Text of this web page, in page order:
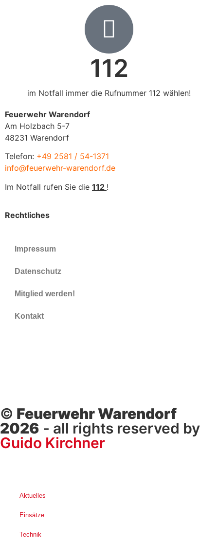
112
im Notfall immer die Rufnummer 112 wählen!
Feuerwehr Warendorf
Am Holzbach 5-7
48231 Warendorf
Telefon: +49 2581 / 54-1371
info@feuerwehr-warendorf.de
Im Notfall rufen Sie die 112 !
Rechtliches
Impressum
Datenschutz
Mitglied werden!
Kontakt
© Feuerwehr Warendorf
2026 - all rights reserved by
Guido Kirchner
Aktuelles
Einsätze
Technik